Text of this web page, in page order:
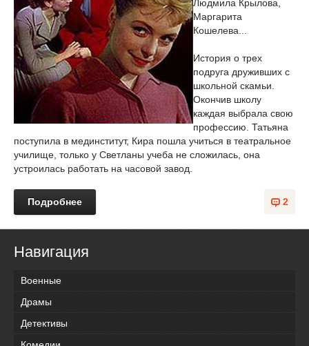
Людмила Крылова,
Маргарита
Кошелева...
История о трех
подруга друживших с
школьной скамьи.
Окончив школу
каждая выбрала свою
профессию. Татьяна
поступила в мединститут, Кира пошла учиться в театральное
училище, только у Светланы учеба не сложилась, она
устроилась работать на часовой завод.
2
Подробнее
Навигация
Военные
Драмы
Детективы